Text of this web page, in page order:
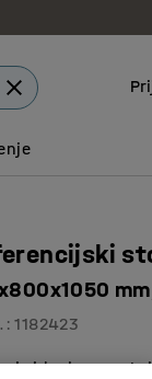
:1182423
je idealna za